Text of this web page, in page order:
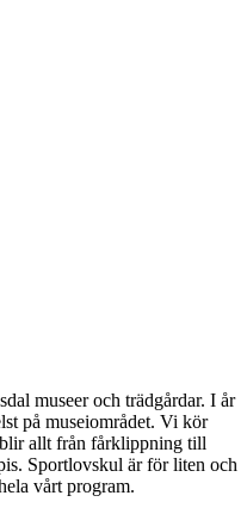
museer och trädgårdar. I år
på museiområdet. Vi kör
allt från fårklippning till
Sportlovskul är för liten och
vårt program.